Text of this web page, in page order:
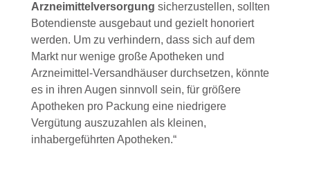
Arzneimittelversorgung sicherzustellen, sollten
Botendienste ausgebaut und gezielt honoriert
werden. Um zu verhindern, dass sich auf dem
Markt nur wenige große Apotheken und
Arzneimittel-Versandhäuser durchsetzen, könnte
es in ihren Augen sinnvoll sein, für größere
Apotheken pro Packung eine niedrigere
Vergütung auszuzahlen als kleinen,
inhabergeführten Apotheken.“